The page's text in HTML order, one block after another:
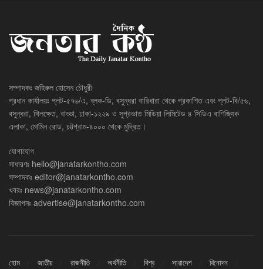
সম্পাদকঃ জহিরুল হোসেন চৌধুরী
প্রধান কার্যালয়ঃ প্লট-৫৭৬/এ, ব্লক-ডি, বসুন্ধরা বারিধারা থেকে প্রকাশিত এবং প্লট-বি/৫৬,
বসুন্ধরা, খিলক্ষেত, বাড্ডা, ঢাকা-১২২৯ ও সুপ্রভাত মিডিয়া লিমিটেড ৪ সিডিএ বাণিজ্যিক
এলাকা, মোমিন রোড, চট্টগ্রাম-৪০০০ থেকে মুদ্রিত।
যোগাযোগ
সাধারণঃ hello@janatarkontho.com
সম্পাদকঃ editor@janatarkontho.com
খবরঃ news@janatarkontho.com
বিজ্ঞাপনঃ advertise@janatarkontho.com
হোম জাতীয় রাজনীতি অর্থনীতি বিশ্ব সারাদেশ
বিনোদন